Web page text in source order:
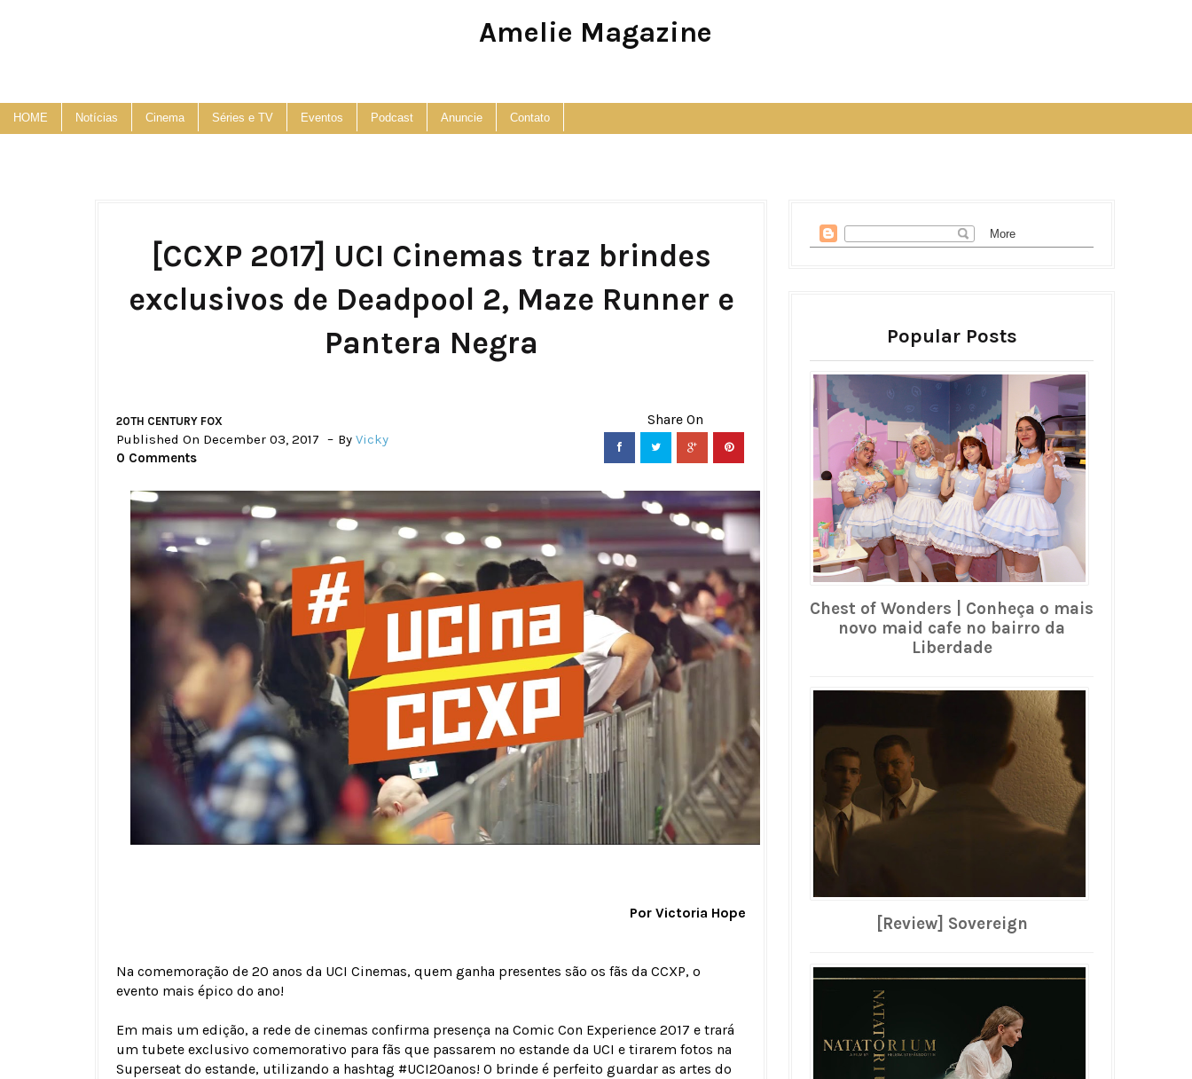
Amelie Magazine
HOME Notícias Cinema Séries e TV Eventos Podcast Anuncie Contato
[CCXP 2017] UCI Cinemas traz brindes
exclusivos de Deadpool 2, Maze Runner e
Pantera Negra
20TH CENTURY FOX
Published On December 03, 2017 By Vicky
0 Comments
Por Victoria Hope
Na comemoração de 20 anos da UCI Cinemas, quem ganha presentes são os fãs da CCXP, o
evento mais épico do ano!
Em mais um edição, a rede de cinemas confirma presença na Comic Con Experience 2017 e trará
um tubete exclusivo comemorativo para fãs que passarem no estande da UCI e tirarem fotos na
Superseat do estande, utilizando a hashtag #UCI20anos! O brinde é perfeito guardar as artes do
Popular Posts
Chest of Wonders | Conheça o mais
novo maid cafe no bairro da
Liberdade
[Review] Sovereign